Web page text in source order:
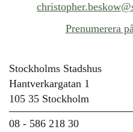
Prenumerera
Stockholms Stadshus
Hantverkargatan 1
105 35 Stockholm
08 - 586 218 30